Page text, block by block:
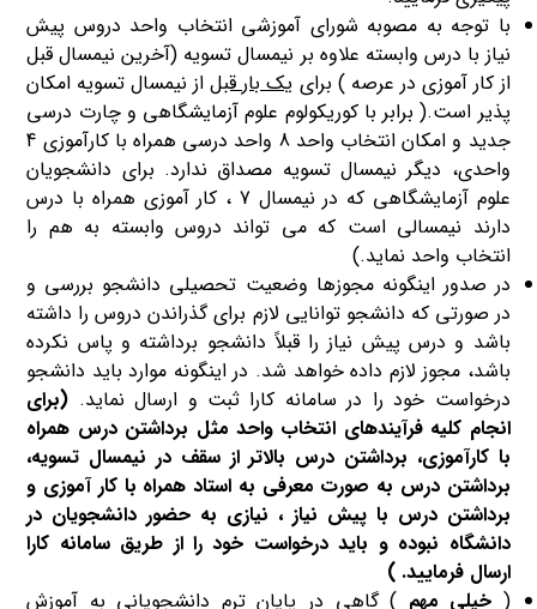
با توجه به مصوبه شورای آموزشی انتخاب واحد دروس پیش
نیاز با درس وابسته علاوه بر نیمسال تسویه (آخرین نیمسال قبل
از کار آموزی در عرصه ) برای یک بار قبلاز نیمسال تسویه امکان
پذیر است.( برابر با کوریکولوم علوم آزمایشگاهی و چارت درسی
جدید و امکان انتخاب واحد 8 واحد درسی همراه با کارآموزی 4
واحدی، دیگر نیمسال تسویه مصداق ندارد. برای دانشجویان
علوم آزمایشگاهی که در نیمسال 7 ، کار آموزی همراه با درس
دارند نیمسالی است که می تواند دروس وابسته به هم را
انتخاب واحد نماید.)
در صدور اینگونه مجوزها وضعیت تحصیلی دانشجو بررسی و
در صورتی که دانشجو توانایی لازم برای گذراندن دروس را داشته
باشد و درس پیش نیاز را قبلاً دانشجو برداشته و پاس نکرده
باشد، مجوز لازم داده خواهد شد. در اینگونه موارد باید دانشجو
درخواست خود را در سامانه کارا ثبت و ارسال نماید. (برای
انجام کلیه فرآیندهای انتخاب واحد مثل برداشتن درس همراه
با کارآموزی، برداشتن درس بالاتر از سقف در نیمسال تسویه،
برداشتن درس به صورت معرفی به استاد همراه با کار آموزی و
برداشتن درس با پیش نیاز ، نیازی به حضور دانشجویان در
دانشگاه نبوده و باید درخواست خود را از طریق سامانه کارا
ارسال فرمایید. )
( خیلی مهم ) گاهی در پایان ترم دانشجویانی به آموزش